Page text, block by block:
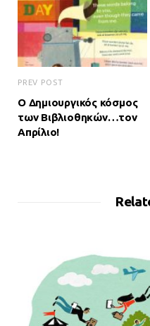
PREV POST
Ο Δημιουργικός κόσμος
των Βιβλιοθηκών…τον
Απρίλιο!